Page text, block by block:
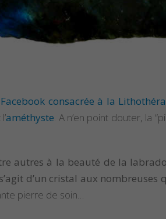
consacrée à la
améthyste. A n’en point douter, la
autres à la beauté de la
d’un cristal aux nombreuses
pierre de soin…